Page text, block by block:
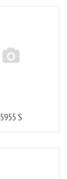
5955 S